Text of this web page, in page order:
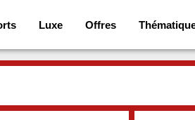
Luxe Offres